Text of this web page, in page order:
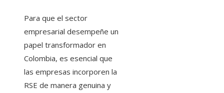
Para que el sector
empresarial desempeñe un
papel transformador en
Colombia, es esencial que
las empresas incorporen la
RSE de manera genuina y